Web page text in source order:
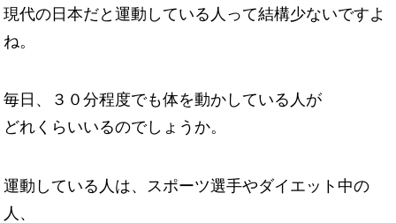
現代の日本だと運動している人って結構少ないですよ
ね。
毎日、３０分程度でも体を動かしている人が
どれくらいいるのでしょうか。
運動している人は、スポーツ選手やダイエット中の
人、